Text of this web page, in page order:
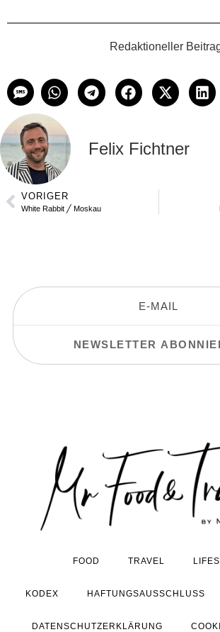
Redaktioneller
Felix Fichtner
VORIGER
White Rabbit ╱ Moskau
FOOD TRAVEL
KODEX HAFTUNGSAUSSCHLUSS
DATENSCHUTZERKLÄRUNG